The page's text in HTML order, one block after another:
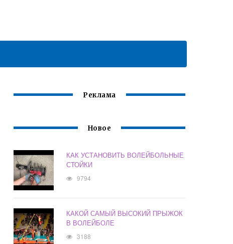
Реклама
Новое
КАК УСТАНОВИТЬ ВОЛЕЙБОЛЬНЫЕ
СТОЙКИ
9794
КАКОЙ САМЫЙ ВЫСОКИЙ ПРЫЖОК
В ВОЛЕЙБОЛЕ
3188